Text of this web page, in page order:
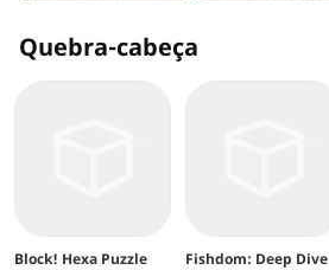
Quebra-cabeça
Block! Hexa Puzzle
Fishdom: Deep Dive